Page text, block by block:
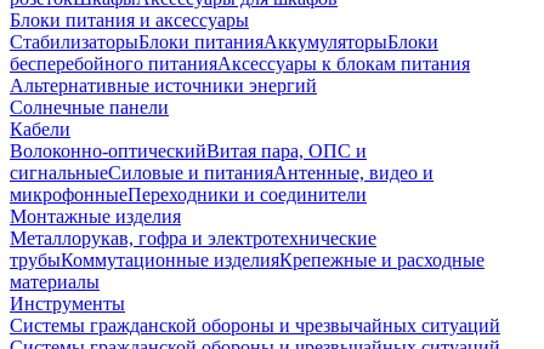
Блоки питания и аксессуары
СтабилизаторыБлоки питанияАккумуляторыБлоки
бесперебойного питанияАксессуары к блокам питания
Альтернативные источники энергий
Солнечные панели
Кабели
Волоконно-оптическийВитая пара, ОПС и
сигнальныеСиловые и питанияАнтенные, видео и
микрофонныеПереходники и соединители
Монтажные изделия
Металлорукав, гофра и электротехнические
трубыКоммутационные изделияКрепежные и расходные
материалы
Инструменты
Системы гражданской обороны и чрезвычайных ситуаций